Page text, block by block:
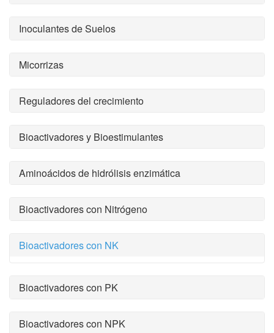
Inoculantes de Suelos
Micorrizas
Reguladores del crecimiento
Bioactivadores y Bioestimulantes
Aminoácidos de hidrólisis enzimática
Bioactivadores con Nitrógeno
Bioactivadores con NK
Bioactivadores con PK
Bioactivadores con NPK